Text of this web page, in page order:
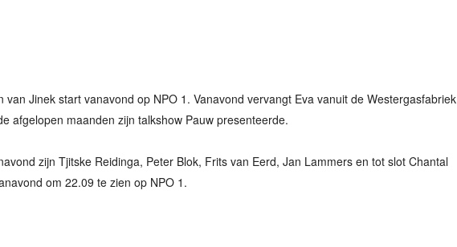
van Jinek start vanavond op NPO 1. Vanavond vervangt Eva vanuit de Westergasfabriek
afgelopen maanden zijn talkshow Pauw presenteerde.
zijn Tjitske Reidinga, Peter Blok, Frits van Eerd, Jan Lammers en tot slot Chantal
om 22.09 te zien op NPO 1.